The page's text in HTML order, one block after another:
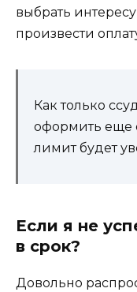
выбрать
произвести
Как только
оформить еще
лимит будет
Если я не
в срок?
Довольно